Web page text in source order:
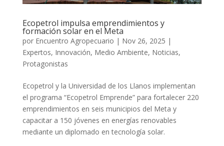
Ecopetrol impulsa emprendimientos y
formación solar en el Meta
por Encuentro Agropecuario | Nov 26, 2025 |
Expertos, Innovación, Medio Ambiente, Noticias,
Protagonistas
Ecopetrol y la Universidad de los Llanos implementan
el programa “Ecopetrol Emprende” para fortalecer 220
emprendimientos en seis municipios del Meta y
capacitar a 150 jóvenes en energías renovables
mediante un diplomado en tecnología solar.